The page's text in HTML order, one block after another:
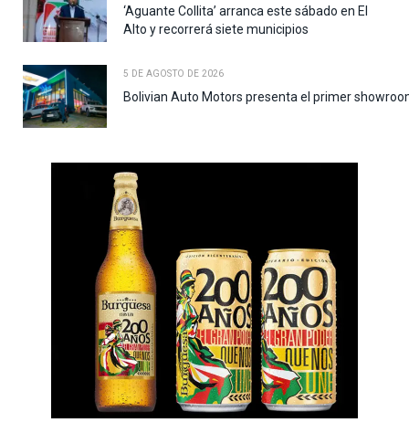
‘Aguante Collita’ arranca este sábado en El
Alto y recorrerá siete municipios
5 DE AGOSTO DE 2026
Bolivian Auto Motors presenta el primer